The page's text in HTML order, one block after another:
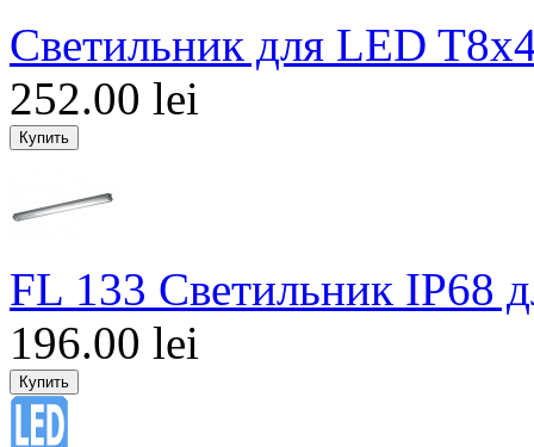
Светильник для LED
252.00 lei
FL 133 Светильник IP68
196.00 lei